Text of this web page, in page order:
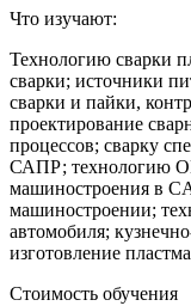
Что изучают:
Технологию сварки
сварки; источники
сварки и пайки,
проектирование
процессов; сварку
САПР; технологию
машиностроения в
машиностроении;
автомобиля;
изготовление
Стоимость обучения